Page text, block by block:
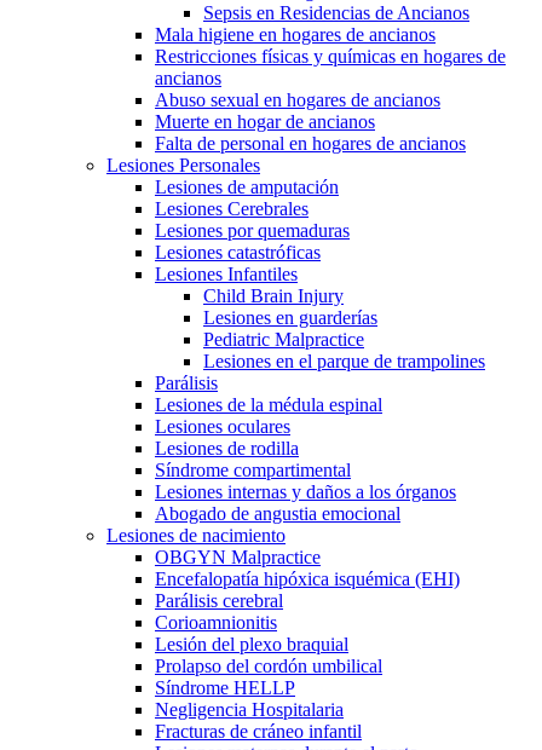
Sepsis en Residencias de Ancianos
Mala higiene en hogares de ancianos
Restricciones físicas y químicas en hogares de
ancianos
Abuso sexual en hogares de ancianos
Muerte en hogar de ancianos
Falta de personal en hogares de ancianos
Lesiones Personales
Lesiones de amputación
Lesiones Cerebrales
Lesiones por quemaduras
Lesiones catastróficas
Lesiones Infantiles
Child Brain Injury
Lesiones en guarderías
Pediatric Malpractice
Lesiones en el parque de trampolines
Parálisis
Lesiones de la médula espinal
Lesiones oculares
Lesiones de rodilla
Síndrome compartimental
Lesiones internas y daños a los órganos
Abogado de angustia emocional
Lesiones de nacimiento
OBGYN Malpractice
Encefalopatía hipóxica isquémica (EHI)
Parálisis cerebral
Corioamnionitis
Lesión del plexo braquial
Prolapso del cordón umbilical
Síndrome HELLP
Negligencia Hospitalaria
Fracturas de cráneo infantil